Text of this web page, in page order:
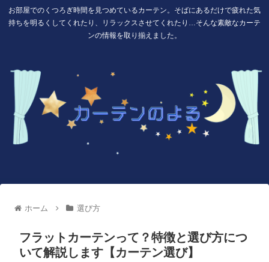
お部屋でのくつろぎ時間を見つめているカーテン。そばにあるだけで疲れた気
持ちを明るくしてくれたり、リラックスさせてくれたり…そんな素敵なカーテ
ンの情報を取り揃えました。
ホーム 選び方
フラットカーテンって？特徴と選び方につ
いて解説します【カーテン選び】